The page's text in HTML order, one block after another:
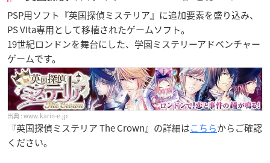
PSP用ソフト『英国探偵ミステリア』に追加要素を盛り込み、
PS VIta専用として移植されたゲームソフト。
19世紀ロンドンを舞台にした、学園ミステリーアドベンチャー
ゲームです。
www.karin-e.jp
『英国探偵ミステリア The Crown』の詳細はこちらからご確認
ください。